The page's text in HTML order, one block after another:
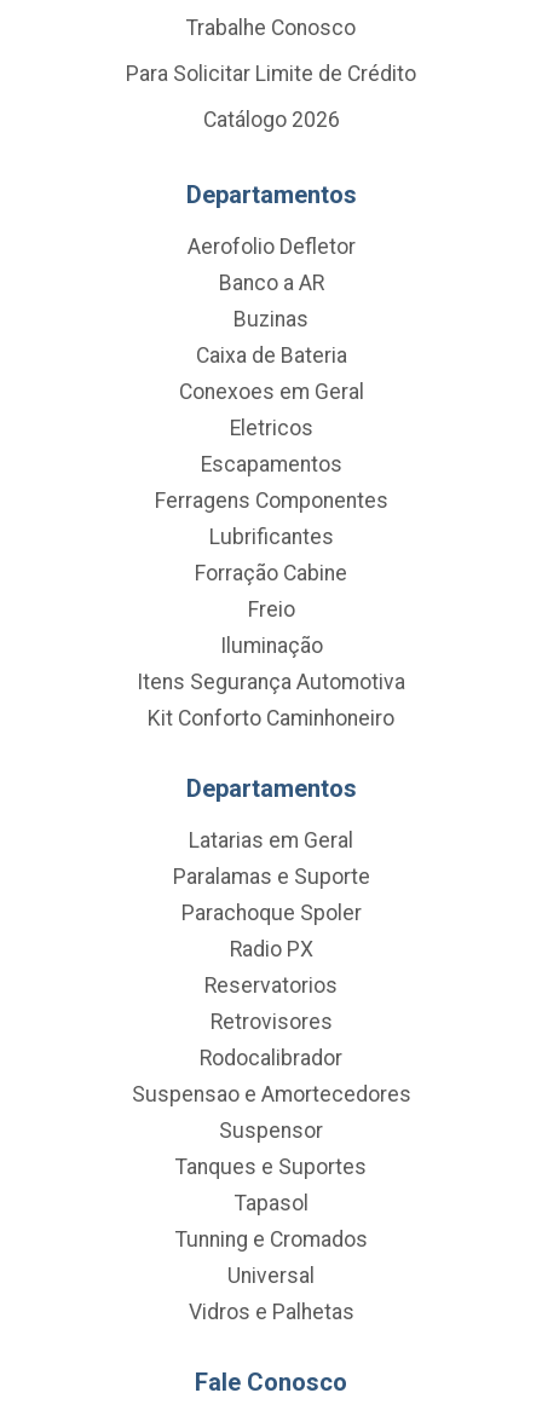
Trabalhe Conosco
Para Solicitar Limite de Crédito
Catálogo 2026
Departamentos
Aerofolio Defletor
Banco a AR
Buzinas
Caixa de Bateria
Conexoes em Geral
Eletricos
Escapamentos
Ferragens Componentes
Lubrificantes
Forração Cabine
Freio
Iluminação
Itens Segurança Automotiva
Kit Conforto Caminhoneiro
Departamentos
Latarias em Geral
Paralamas e Suporte
Parachoque Spoler
Radio PX
Reservatorios
Retrovisores
Rodocalibrador
Suspensao e Amortecedores
Suspensor
Tanques e Suportes
Tapasol
Tunning e Cromados
Universal
Vidros e Palhetas
Fale Conosco